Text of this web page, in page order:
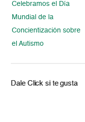
Celebramos el Día
Mundial de la
Concientización sobre
el Autismo
Dale Click si te gusta